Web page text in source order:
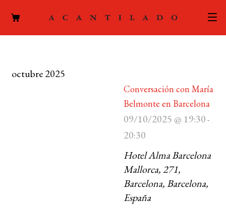
el
menú
hijo
ACTUALIDAD
el
PODCAST
menú
FOREIGN RIGHTS
CONTACTO
octubre 2025
Conversación con María
Belmonte en Barcelona
09/10/2025 @ 19:30-
20:30
Hotel Alma Barcelona
Mallorca, 271,
Barcelona, Barcelona,
España